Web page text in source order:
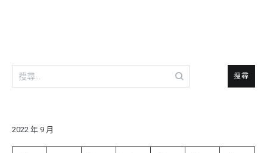
搜
尋
字:
2022 年 9 月